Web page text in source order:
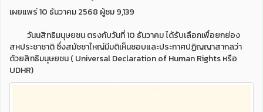
เผยแพร่ 10 ธันวาคม 2568 ผู้ชม 9,139
วันนสิทธิมนุษยชน ตรงกับวันที่ 10 ธันวาคม ได้รับเลือกเพื่อยกย่อง
สหประชาชาติ ซึ่งสมัชชาใหญ่มีมติเห็นชอบและประกาศปฏิญญาสากลว่า
ด้วยสิทธิมนุษยชน ( Universal Declaration of Human Rights หรือ
UDHR)